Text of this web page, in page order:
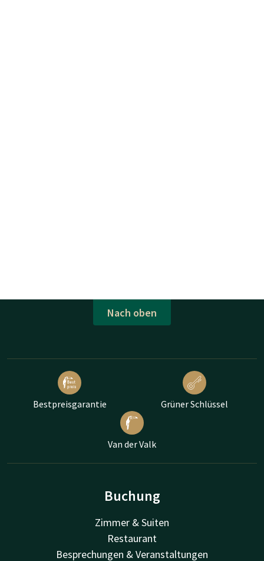
Nach oben
Bestpreisgarantie Grüner Schlüssel
Van der Valk
Buchung
Zimmer & Suiten
Restaurant
Besprechungen & Veranstaltungen